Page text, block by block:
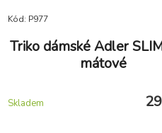
Kód: P977
Triko dámské Adler
mátové
Skladem